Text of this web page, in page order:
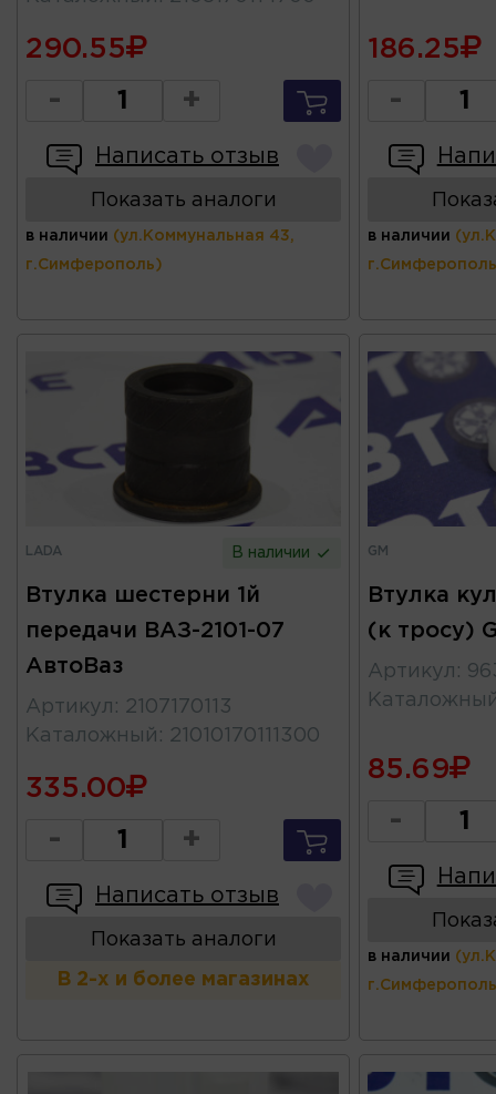
290.55
- +
Написать отзыв
Показать аналоги
в наличии (ул.Коммунальная 43,
г.Симферополь)
186.25
-
в наличии
LADA В наличии
Втулка шестерни 1й
передачи ВАЗ-2101-07
АвтоВаз
Артикул : 2107170113
Каталожный : 21010170111300
335.00
- +
Написать отзыв
Показать аналоги
В 2-х и более магазинах
GM
Втулка
(к тросу)
Артикул :
85.69
-
в наличии